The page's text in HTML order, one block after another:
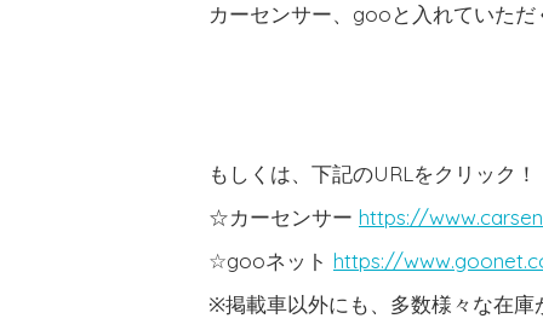
カーセンサー、gooと入れていた
もしくは、下記のURLをクリック！
☆カーセンサー https://
☆gooネット https://
※掲載車以外にも、多数様々な在